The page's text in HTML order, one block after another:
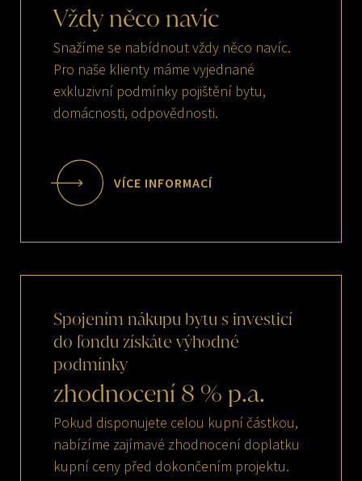
Vždy něco navíc
Snažíme se nabídnout vždy něco navíc.
Pro naše klienty máme vyjednané
exkluzivní podmínky pojištění bytu,
domácnosti, odpovědnosti.
VÍCE INFORMACÍ
Spojením nákupu bytus investicí
do fonduzískáte výhodné
podmínky
zhodnocení 8 % p.a.
Pokud disponujete celou kupní částkou,
nabízíme zajímavé zhodnocení doplatku
kupní ceny před dokončením projektu.